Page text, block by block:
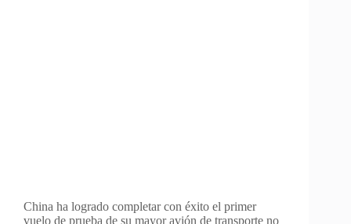
China ha logrado completar con éxito el primer
vuelo de prueba de su mayor avión de transporte no